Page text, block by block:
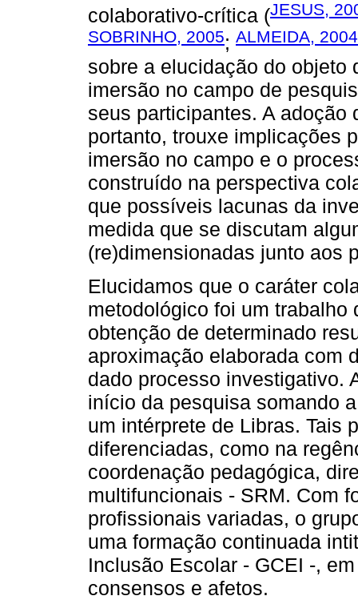
colaborativo-crítica (JESUS,
SOBRINHO, 2005; ALMEIDA, 2004
sobre a elucidação do objeto
imersão no campo de
seus participantes. A adoção
portanto, trouxe implicações
imersão no campo e o
construído na perspectiva
que possíveis lacunas da
medida que se discutam
(re)dimensionadas junto aos
Elucidamos que o caráter
metodológico foi um trabalho
obtenção de determinado
aproximação elaborada com
dado processo investigativo.
início da pesquisa somando
um intérprete de Libras. Tais
diferenciadas, como na
coordenação pedagógica,
multifuncionais - SRM. Com
profissionais variadas, o
uma formação continuada
Inclusão Escolar - GCEI -,
consensos e afetos.